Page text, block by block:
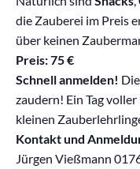
die Zauberei im Preis
über keinen
Preis: 75 €
Schnell anmelden!
zaudern! Ein Tag
kleinen
Kontakt und
Jürgen Vießmann